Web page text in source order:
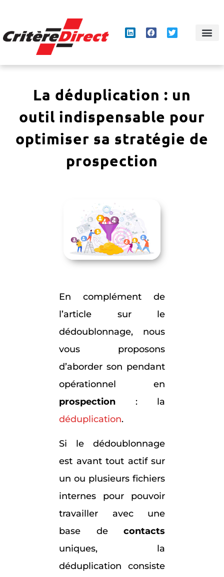
La déduplication : un
outil indispensable pour
optimiser sa stratégie de
prospection
En complément de
l’article sur le
dédoublonnage, nous
vous proposons
d’aborder son pendant
opérationnel en
prospection : la
déduplication.
Si le dédoublonnage
est avant tout actif sur
un ou plusieurs fichiers
internes pour pouvoir
travailler avec une
base de contacts
uniques, la
déduplication consiste